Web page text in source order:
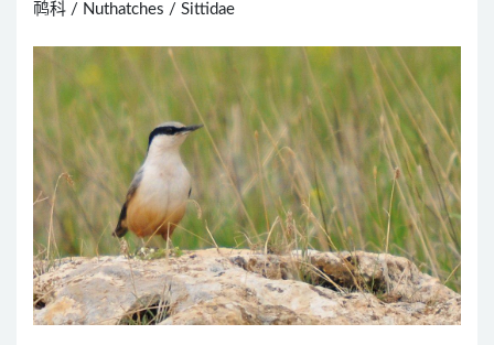
䴓科 / Nuthatches / Sittidae